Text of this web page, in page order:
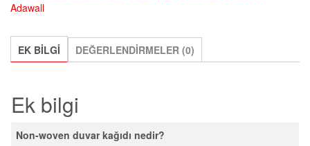
Adawall
EK BILGI DEĞERLENDIRMELER (0)
Ek bilgi
Non-woven duvar kağıdı nedir?